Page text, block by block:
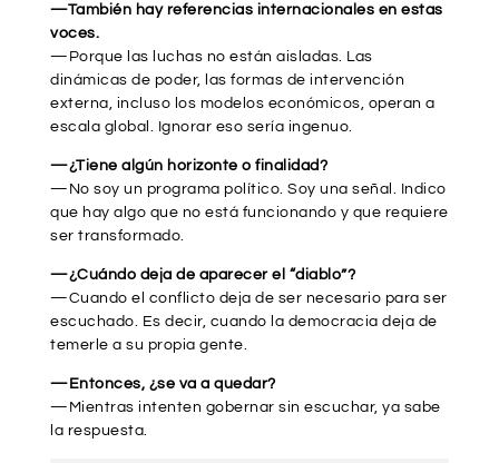
—También hay referencias internacionales en estas
voces.
—Porque las luchas no están aisladas. Las
dinámicas de poder, las formas de intervención
externa, incluso los modelos económicos, operan a
escala global. Ignorar eso sería ingenuo.
—¿Tiene algún horizonte o finalidad?
—No soy un programa político. Soy una señal. Indico
que hay algo que no está funcionando y que requiere
ser transformado.
—¿Cuándo deja de aparecer el “diablo”?
—Cuando el conflicto deja de ser necesario para ser
escuchado. Es decir, cuando la democracia deja de
temerle a su propia gente.
—Entonces, ¿se va a quedar?
—Mientras intenten gobernar sin escuchar, ya sabe
la respuesta.